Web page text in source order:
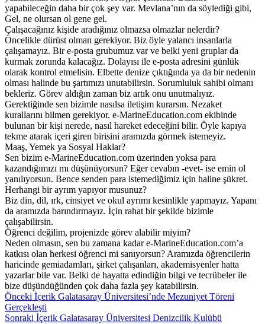
yapabileceğin daha bir çok şey var. Mevlana’nın da söylediği gibi,
Gel, ne olursan ol gene gel.
Çalışacağınız kişide aradığınız olmazsa olmazlar nelerdir?
Öncelikle dürüst olman gerekiyor. Biz öyle yalancı insanlarla
çalışamayız. Bir e-posta grubumuz var ve belki yeni gruplar da
kurmak zorunda kalacağız. Dolayısı ile e-posta adresini günlük
olarak kontrol etmelisin. Elbette denize çıktığında ya da bir nedenin
olması halinde bu şartımızı unutabilirsin. Sorumluluk sahibi olmanı
bekleriz. Görev aldığın zaman biz artık onu unutmalıyız.
Gerektiğinde sen bizimle nasılsa iletişim kurarsın. Nezaket
kurallarını bilmen gerekiyor. e-MarineEducation.com ekibinde
bulunan bir kişi nerede, nasıl hareket edeceğini bilir. Öyle kapıya
tekme atarak içeri giren birisini aramızda görmek istemeyiz.
Maaş, Yemek ya Sosyal Haklar?
Sen bizim e-MarineEducation.com üzerinden yoksa para
kazandığımızı mı düşünüyorsun? Eğer cevabın -evet- ise emin ol
yanılıyorsun. Bence senden para istemediğimiz için haline şükret.
Herhangi bir ayrım yapıyor musunuz?
Biz din, dil, ırk, cinsiyet ve okul ayrımı kesinlikle yapmayız. Yapanı
da aramızda barındırmayız. İçin rahat bir şekilde bizimle
çalışabilirsin.
Öğrenci değilim, projenizde görev alabilir miyim?
Neden olmasın, sen bu zamana kadar e-MarineEducation.com’a
katkısı olan herkesi öğrenci mi sanıyorsun? Aramızda öğrencilerin
haricinde gemiadamları, şirket çalışanları, akademisyenler hatta
yazarlar bile var. Belki de hayatta edindiğin bilgi ve tecrübeler ile
bize düşündüğünden çok daha fazla şey katabilirsin.
Önceki İçerik Galatasaray Üniversitesi’nde Mezuniyet Töreni
Gerçekleşti
Sonraki İçerik Galatasaray Üniversitesi Denizcilik Kulübü